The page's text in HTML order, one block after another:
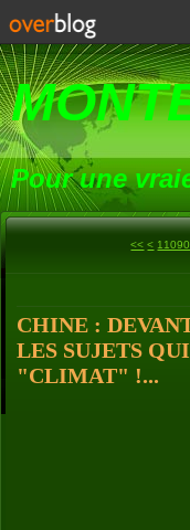
Pour une
<< < 11000
11010
11020
11030
11040
11050
11060
11070
11080
11090
CHINE :
LES SUJETS
"CLIMAT" !...